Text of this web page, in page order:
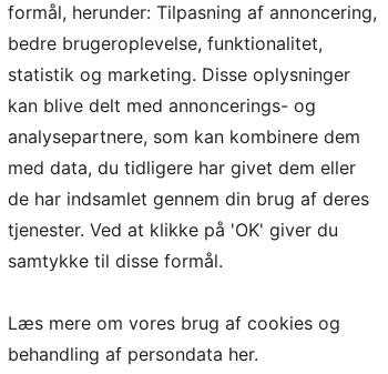
Objekt Sesam
Objekt 1,0/1,2mm
formål, herunder: Tilpasning af annoncering,
bedre brugeroplevelse, funktionalitet,
statistik og marketing. Disse oplysninger
kan blive delt med annoncerings- og
analysepartnere, som kan kombinere dem
med data, du tidligere har givet dem eller
de har indsamlet gennem din brug af deres
tjenester. Ved at klikke på 'OK' giver du
samtykke til disse formål.
Læs mere om vores brug af cookies og
behandling af persondata her.